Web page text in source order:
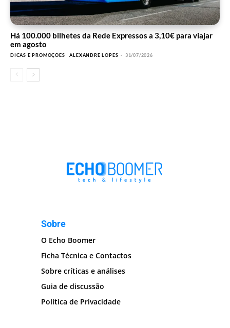
Há 100.000 bilhetes da Rede Expressos a 3,10€ para viajar
em agosto
DICAS E PROMOÇÕES ALEXANDRE LOPES - 31/07/2026
Sobre
O Echo Boomer
Ficha Técnica e Contactos
Sobre críticas e análises
Guia de discussão
Política de Privacidade